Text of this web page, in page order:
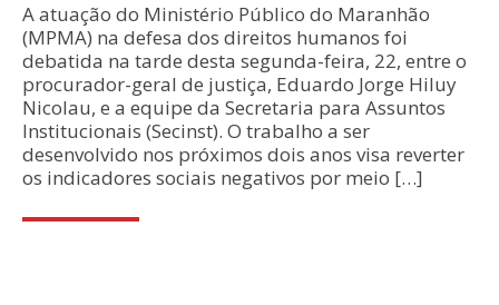
A atuação do Ministério Público do Maranhão
(MPMA) na defesa dos direitos humanos foi
debatida na tarde desta segunda-feira, 22, entre o
procurador-geral de justiça, Eduardo Jorge Hiluy
Nicolau, e a equipe da Secretaria para Assuntos
Institucionais (Secinst). O trabalho a ser
desenvolvido nos próximos dois anos visa reverter
os indicadores sociais negativos por meio […]